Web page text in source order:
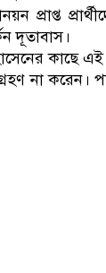
প্রাপ্ত
দূতাবাস।
কাছে
না